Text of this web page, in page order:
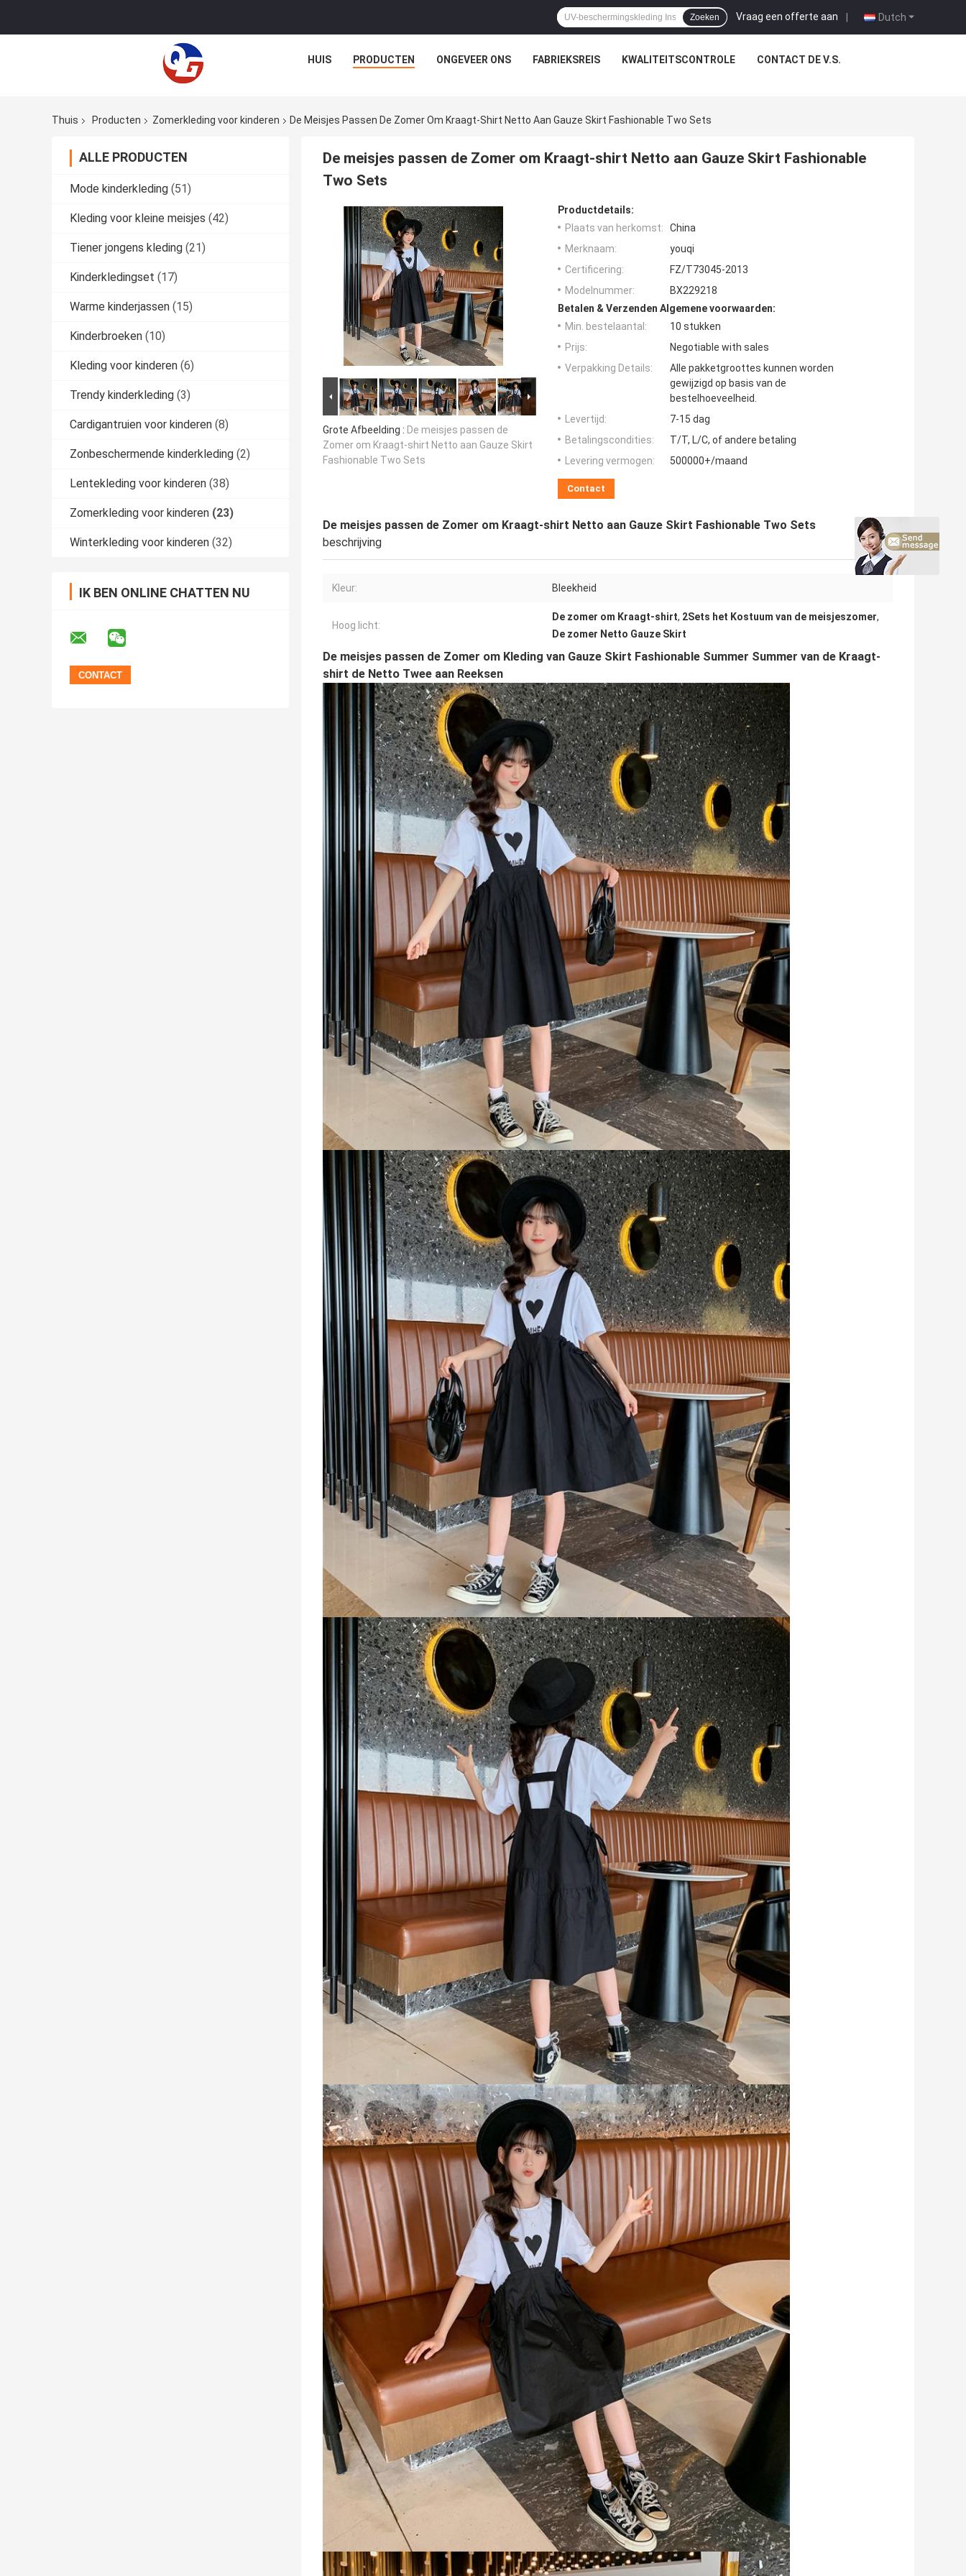
Laat een bericht achter
We bellen je snel terug!
VERZENDEN
Dutch
Vraag een offerte aan |
Zoeken
HUIS PRODUCTEN ONGEVEER ONS FABRIEKSREIS KWALITEITSCONTROLE CONTACT DE V.S.
Thuis Producten Zomerkleding voor kinderen De Meisjes Passen De Zomer Om Kraagt-Shirt Netto Aan Gauze Skirt Fashionable Two Sets
ALLE PRODUCTEN
Mode kinderkleding (51)
Kleding voor kleine meisjes (42)
Tiener jongens kleding (21)
Kinderkledingset (17)
Warme kinderjassen (15)
Kinderbroeken (10)
Kleding voor kinderen (6)
Trendy kinderkleding (3)
Cardigantruien voor kinderen (8)
Zonbeschermende kinderkleding (2)
Lentekleding voor kinderen (38)
Zomerkleding voor kinderen (23)
Winterkleding voor kinderen (32)
IK BEN ONLINE CHATTEN NU
De meisjes passen de Zomer om Kraagt-shirt Netto aan Gauze Skirt Fashionable
Two Sets
Grote Afbeelding : De meisjes passen de
Zomer om Kraagt-shirt Netto aan Gauze Skirt
Fashionable Two Sets
Productdetails:
Plaats van herkomst:
China
Merknaam:
youqi
Certificering:
FZ/T73045-2013
Modelnummer:
BX229218
Betalen & Verzenden Algemene voorwaarden:
Min. bestelaantal:
10 stukken
Prijs:
Negotiable with sales
Verpakking Details:
Alle pakketgroottes kunnen worden
gewijzigd op basis van de
bestelhoeveelheid.
Levertijd:
7-15 dag
Betalingscondities:
T/T, L/C, of ​​andere betaling
Levering vermogen:
500000+/maand
Contact
De meisjes passen de Zomer om Kraagt-shirt Netto aan Gauze Skirt Fashionable Two Sets
beschrijving
Kleur: Bleekheid
Hoog licht:
De zomer om Kraagt-shirt, 2Sets het Kostuum van de meisjeszomer,
De zomer Netto Gauze Skirt
De meisjes passen de Zomer om Kleding van Gauze Skirt Fashionable Summer Summer van de Kraagt-
shirt de Netto Twee aan Reeksen